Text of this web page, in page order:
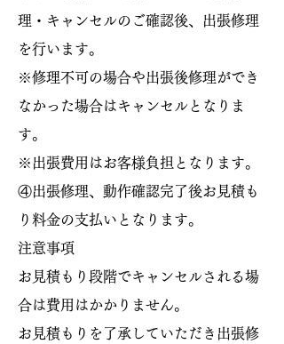
理・キャンセルのご確認後、出張修理
を行います。
※修理不可の場合や出張後修理ができ
なかった場合はキャンセルとなりま
す。
※出張費用はお客様負担となります。
④出張修理、動作確認完了後お見積も
り料金の支払いとなります。
​注意事項
お見積もり段階でキャンセルされる場
合は費用はかかりません。
お見積もりを了承していただき出張修